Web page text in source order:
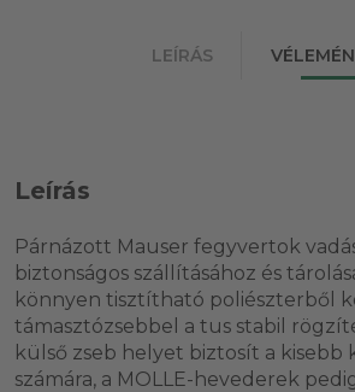
LEÍRÁS
Leírás
Párnázott Mauser fegyvertok
biztonságos szállításához és
könnyen tisztítható poliészterből
támasztózsebbel a tus stabil
külső zseb helyet biztosít a kisebb
számára, a MOLLE-hevederek